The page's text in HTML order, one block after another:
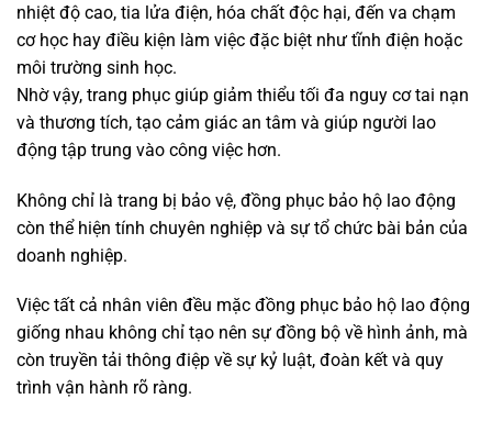
nhiệt độ cao, tia lửa điện, hóa chất độc hại, đến va chạm
cơ học hay điều kiện làm việc đặc biệt như tĩnh điện hoặc
môi trường sinh học.
Nhờ vậy, trang phục giúp giảm thiểu tối đa nguy cơ tai nạn
và thương tích, tạo cảm giác an tâm và giúp người lao
động tập trung vào công việc hơn.
Không chỉ là trang bị bảo vệ, đồng phục bảo hộ lao động
còn thể hiện tính chuyên nghiệp và sự tổ chức bài bản của
doanh nghiệp.
Việc tất cả nhân viên đều mặc đồng phục bảo hộ lao động
giống nhau không chỉ tạo nên sự đồng bộ về hình ảnh, mà
còn truyền tải thông điệp về sự kỷ luật, đoàn kết và quy
trình vận hành rõ ràng.